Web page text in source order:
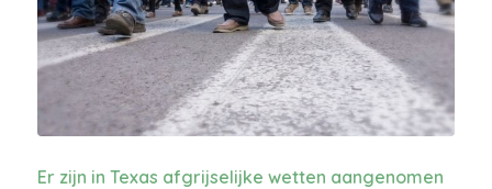
Er zijn in Texas afgrijselijke wetten aangenomen